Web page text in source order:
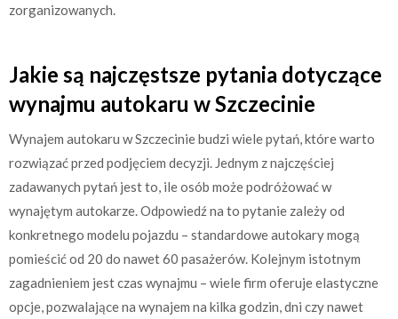
zorganizowanych.
Jakie są najczęstsze pytania dotyczące
wynajmu autokaru w Szczecinie
Wynajem autokaru w Szczecinie budzi wiele pytań, które warto
rozwiązać przed podjęciem decyzji. Jednym z najczęściej
zadawanych pytań jest to, ile osób może podróżować w
wynajętym autokarze. Odpowiedź na to pytanie zależy od
konkretnego modelu pojazdu – standardowe autokary mogą
pomieścić od 20 do nawet 60 pasażerów. Kolejnym istotnym
zagadnieniem jest czas wynajmu – wiele firm oferuje elastyczne
opcje, pozwalające na wynajem na kilka godzin, dni czy nawet